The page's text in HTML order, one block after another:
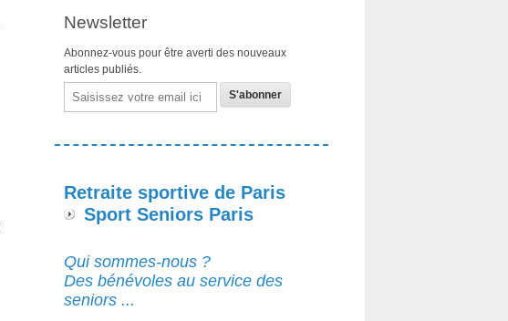
Newsletter
Abonnez-vous pour être averti des nouveaux
articles publiés.
Email
Retraite sportive de Paris
Sport Seniors Paris
Qui sommes-nous ?
Des bénévoles au service des
seniors ...